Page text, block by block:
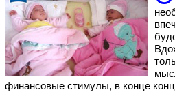
финансовые стимулы, в конце